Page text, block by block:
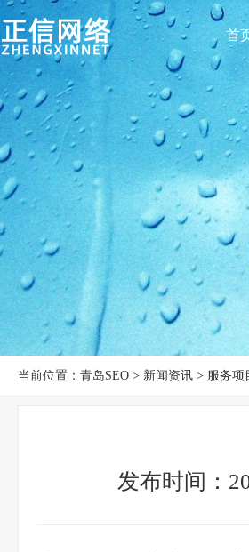
首
当前位置：青岛SEO > 新闻资讯 > 服务项
发布时间：